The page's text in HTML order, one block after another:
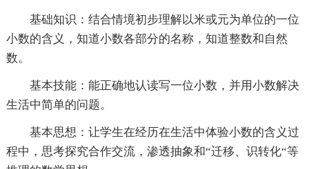
基础知识：结合情境初步理解以米或元为单位的一位
小数的含义，知道小数各部分的名称，知道整数和自然
数。
基本技能：能正确地认读写一位小数，并用小数解决
生活中简单的问题。
基本思想：让学生在经历在生活中体验小数的含义过
程中，思考探究合作交流，渗透抽象和“迁移、识转化“等